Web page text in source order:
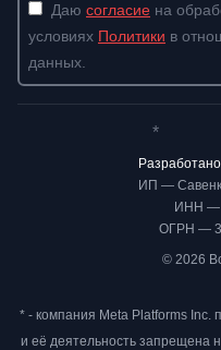
Даю согласие на
условиях Политики в
данных.
ИП —
ИНН —
ОГРН —
© 2026
*
* - компания Meta Platforms Inc.
и её деятельность запрещена